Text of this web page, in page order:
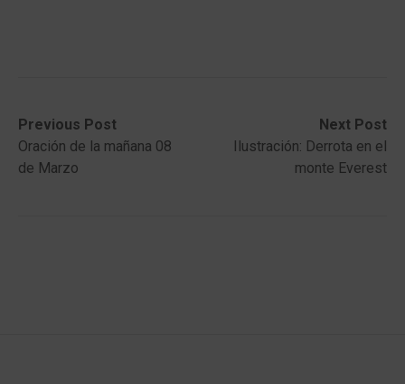
Post
navigation
Previous Post
Previous
post:Oración de la mañana 08
de Marzo
Next Post
Next
post:
Ilustración: Derrota en el
monte Everest